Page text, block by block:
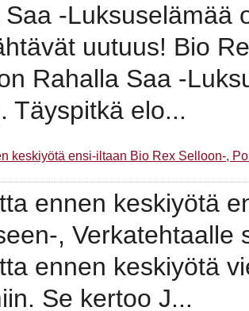
Saa -Luksuselämää
uutuus! Bio
Rahalla Saa -
Täyspitkä elo...
keskiyötä ensi-iltaan Bio Rex Selloon-,
ennen keskiyötä
, Verkatehtaalle
ennen keskiyötä
Se kertoo J...